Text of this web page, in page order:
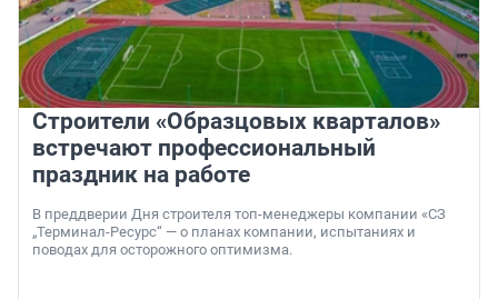
Строители «Образцовых кварталов»
встречают профессиональный
праздник на работе
В преддверии Дня строителя топ-менеджеры компании «СЗ
„Терминал-Ресурс“ — о планах компании, испытаниях и
поводах для осторожного оптимизма.